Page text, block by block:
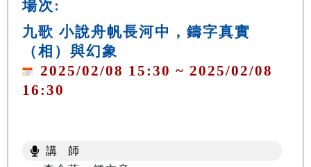
場次:
九歌 小說舟帆長河中，鑄字真實
（相）與幻象
2025/02/08 15:30 ~ 2025/02/08
16:30
講 師